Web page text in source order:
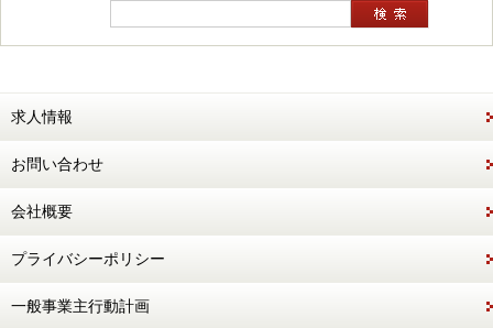
求人情報
お問い合わせ
会社概要
プライバシーポリシー
一般事業主行動計画